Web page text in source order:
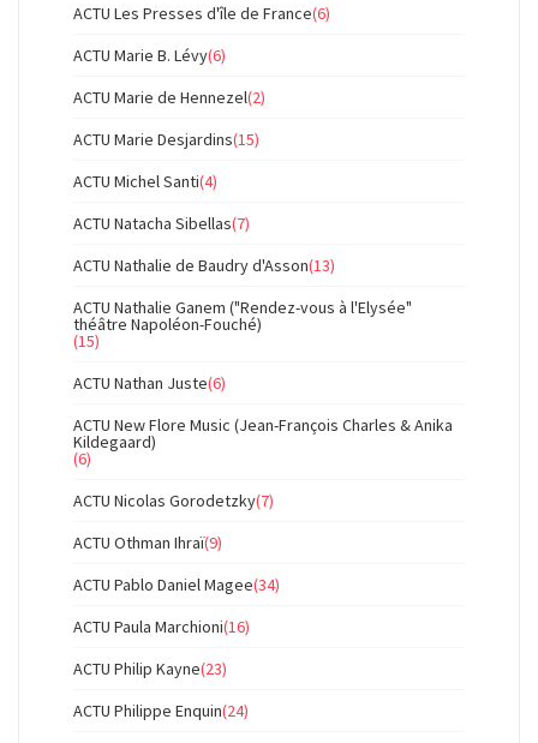
ACTU Les Presses d'île de France(6)
ACTU Marie B. Lévy(6)
ACTU Marie de Hennezel(2)
ACTU Marie Desjardins(15)
ACTU Michel Santi(4)
ACTU Natacha Sibellas(7)
ACTU Nathalie de Baudry d'Asson(13)
ACTU Nathalie Ganem ("Rendez-vous à l'Elysée"
théâtre Napoléon-Fouché)
(15)
ACTU Nathan Juste(6)
ACTU New Flore Music (Jean-François Charles & Anika
Kildegaard)
(6)
ACTU Nicolas Gorodetzky(7)
ACTU Othman Ihraï(9)
ACTU Pablo Daniel Magee(34)
ACTU Paula Marchioni(16)
ACTU Philip Kayne(23)
ACTU Philippe Enquin(24)